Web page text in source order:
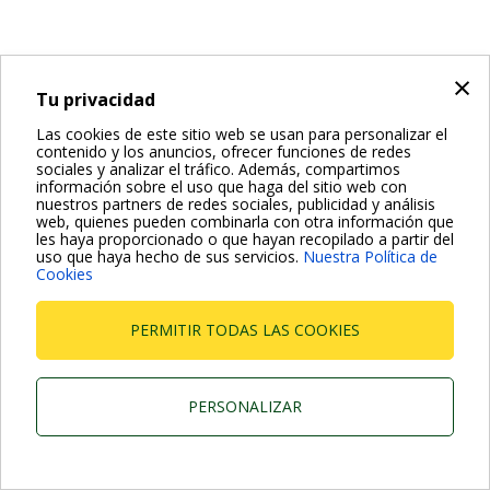
×
Tu privacidad
Las cookies de este sitio web se usan para personalizar el
contenido y los anuncios, ofrecer funciones de redes
sociales y analizar el tráfico. Además, compartimos
información sobre el uso que haga del sitio web con
nuestros partners de redes sociales, publicidad y análisis
web, quienes pueden combinarla con otra información que
les haya proporcionado o que hayan recopilado a partir del
uso que haya hecho de sus servicios. Nuestra Política de
Cookies
PERMITIR TODAS LAS COOKIES
PERSONALIZAR